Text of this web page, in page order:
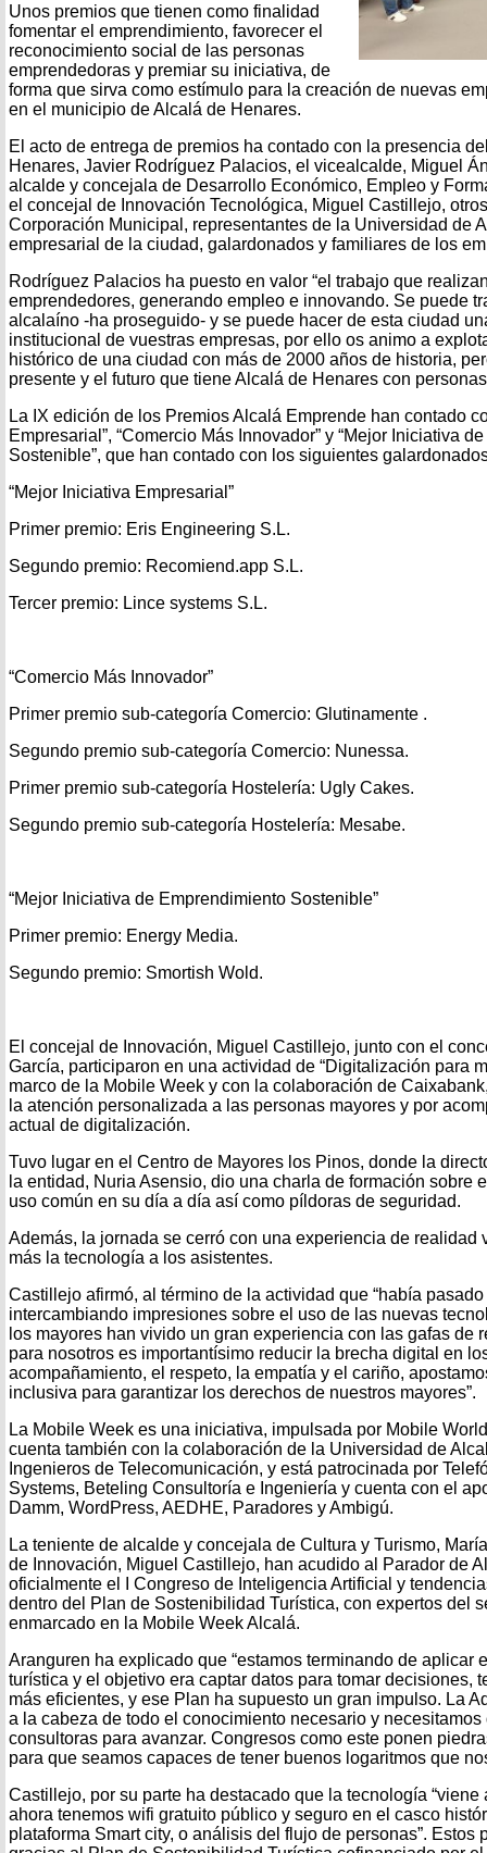
Unos premios que tienen como finalidad
fomentar el emprendimiento, favorecer el
reconocimiento social de las personas
emprendedoras y premiar su iniciativa, de
forma que sirva como estímulo para la creación de nuevas
en el municipio de Alcalá de Henares.
El acto de entrega de premios ha contado con la presencia
Henares, Javier Rodríguez Palacios, el vicealcalde, Miguel
alcalde y concejala de Desarrollo Económico, Empleo y
el concejal de Innovación Tecnológica, Miguel Castillejo,
Corporación Municipal, representantes de la Universidad de
empresarial de la ciudad, galardonados y familiares de los
Rodríguez Palacios ha puesto en valor “el trabajo que
emprendedores, generando empleo e innovando. Se puede
alcalaíno -ha proseguido- y se puede hacer de esta ciudad
institucional de vuestras empresas, por ello os animo a
histórico de una ciudad con más de 2000 años de historia,
presente y el futuro que tiene Alcalá de Henares con
La IX edición de los Premios Alcalá Emprende han contado
Empresarial”, “Comercio Más Innovador” y “Mejor Iniciativa
Sostenible”, que han contado con los siguientes
“Mejor Iniciativa Empresarial”
Primer premio: Eris Engineering S.L.
Segundo premio: Recomiend.app S.L.
Tercer premio: Lince systems S.L.
“Comercio Más Innovador”
Primer premio sub-categoría Comercio: Glutinamente .
Segundo premio sub-categoría Comercio: Nunessa.
Primer premio sub-categoría Hostelería: Ugly Cakes.
Segundo premio sub-categoría Hostelería: Mesabe.
“Mejor Iniciativa de Emprendimiento Sostenible”
Primer premio: Energy Media.
Segundo premio: Smortish Wold.
El concejal de Innovación, Miguel Castillejo, junto con el
García, participaron en una actividad de “Digitalización para
marco de la Mobile Week y con la colaboración de
la atención personalizada a las personas mayores y por
actual de digitalización.
Tuvo lugar en el Centro de Mayores los Pinos, donde la
la entidad, Nuria Asensio, dio una charla de formación sobre
uso común en su día a día así como píldoras de seguridad.
Además, la jornada se cerró con una experiencia de realidad
más la tecnología a los asistentes.
Castillejo afirmó, al término de la actividad que “había
intercambiando impresiones sobre el uso de las nuevas
los mayores han vivido un gran experiencia con las gafas de
para nosotros es importantísimo reducir la brecha digital en
acompañamiento, el respeto, la empatía y el cariño,
inclusiva para garantizar los derechos de nuestros mayores”.
La Mobile Week es una iniciativa, impulsada por Mobile
cuenta también con la colaboración de la Universidad de
Ingenieros de Telecomunicación, y está patrocinada por
Systems, Beteling Consultoría e Ingeniería y cuenta con el
Damm, WordPress, AEDHE, Paradores y Ambigú.
La teniente de alcalde y concejala de Cultura y Turismo,
de Innovación, Miguel Castillejo, han acudido al Parador de
oficialmente el I Congreso de Inteligencia Artificial y
dentro del Plan de Sostenibilidad Turística, con expertos del
enmarcado en la Mobile Week Alcalá.
Aranguren ha explicado que “estamos terminando de aplicar
turística y el objetivo era captar datos para tomar decisiones,
más eficientes, y ese Plan ha supuesto un gran impulso. La
a la cabeza de todo el conocimiento necesario y
consultoras para avanzar. Congresos como este ponen
para que seamos capaces de tener buenos logaritmos que
Castillejo, por su parte ha destacado que la tecnología “viene
ahora tenemos wifi gratuito público y seguro en el casco
plataforma Smart city, o análisis del flujo de personas”. Estos